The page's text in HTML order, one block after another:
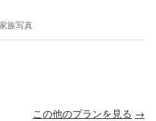
族写真
この他のプランを見る